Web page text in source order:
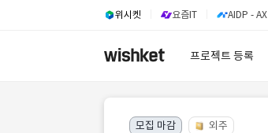
위시켓 요즘IT AIDP - AX
프로젝트 등록
모집 마감 외주